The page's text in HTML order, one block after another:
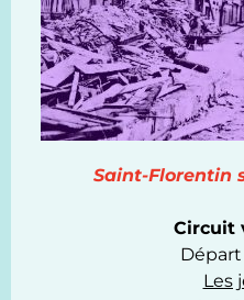
Saint-Florentin
Circuit
Départ
Les